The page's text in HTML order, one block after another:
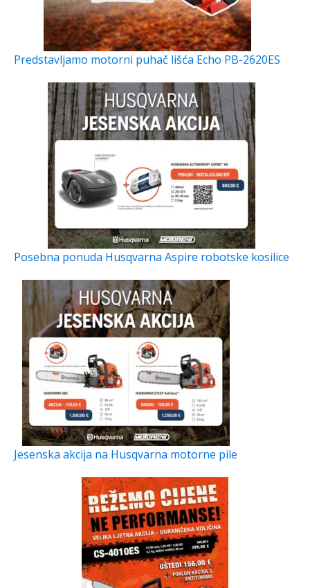
Predstavljamo motorni puhač lišća Echo PB-2620ES
Posebna ponuda Husqvarna Aspire robotske kosilice
Jesenska akcija na Husqvarna motorne pile